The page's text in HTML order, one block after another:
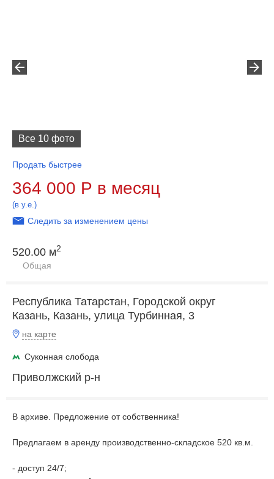
Все 10 фото
Продать быстрее
364 000 Р в месяц
(в у.е.)
Следить за изменением цены
520.00 м2
Общая
Республика Татарстан, Городской округ
Казань, Казань, улица Турбинная, 3
на карте
Суконная слобода
Приволжский р-н
В архиве. Предложение от собственника!
Предлагаем в аренду производственно-складское 520 кв.м.
- доступ 24/7;